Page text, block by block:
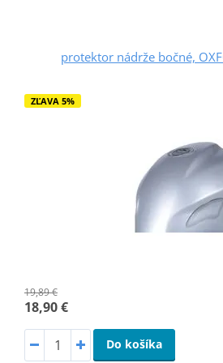
protektor nádrže bočné,
ZĽAVA 5%
19,89 €
18,90 €
Do košíka